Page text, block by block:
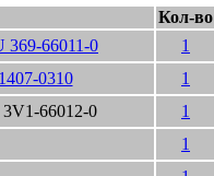
Кол-во
369-66011-0
1
0310
1
66012-0
1
1